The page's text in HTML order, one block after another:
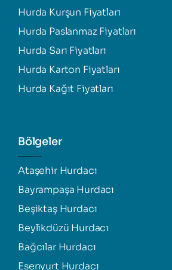
Hurda Kurşun Fiyatları
Hurda Paslanmaz Fiyatları
Hurda Sarı Fiyatları
Hurda Karton Fiyatları
Hurda Kağıt Fiyatları
Bölgeler
Ataşehir Hurdacı
Bayrampaşa Hurdacı
Beşiktaş Hurdacı
Beylikdüzü Hurdacı
Bağcılar Hurdacı
Esenyurt Hurdacı